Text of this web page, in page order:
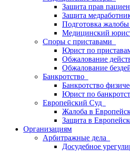
Защита прав
Защита
Подготовка жалобы
Медицинский
Споры с приставами
Юрист по
Обжалование
Обжалование
Банкротство
Банкротство
Юрист по
Европейский Суд
Жалоба в
Защита в
Организациям
Арбитражные дела
Досудебное